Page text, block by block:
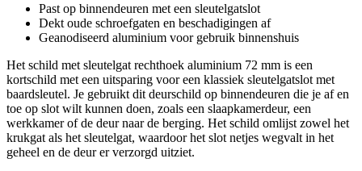
Past op binnendeuren met een sleutelgatslot
Dekt oude schroefgaten en beschadigingen af
Geanodiseerd aluminium voor gebruik binnenshuis
Het schild met sleutelgat rechthoek aluminium 72 mm is een
kortschild met een uitsparing voor een klassiek sleutelgatslot met
baardsleutel. Je gebruikt dit deurschild op binnendeuren die je af en
toe op slot wilt kunnen doen, zoals een slaapkamerdeur, een
werkkamer of de deur naar de berging. Het schild omlijst zowel het
krukgat als het sleutelgat, waardoor het slot netjes wegvalt in het
geheel en de deur er verzorgd uitziet.